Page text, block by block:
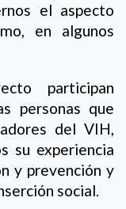
el aspecto
en algunos
participan
personas que
del VIH,
su experiencia
y prevención y
social.